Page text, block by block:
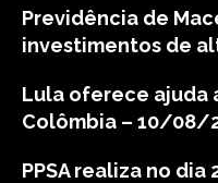
Previdência de
investimentos de
Lula oferece ajuda
Colômbia – 10/08/
PPSA realiza no dia